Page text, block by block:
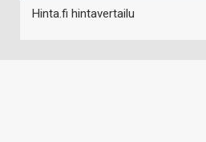
Hinta.fi hintavertailu